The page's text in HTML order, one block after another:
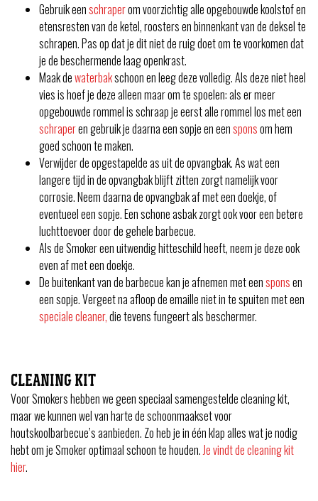
Gebruik eenschraperom voorzichtig alle opgebouwde koolstof en
etensresten van de ketel, roosters en binnenkant van de deksel te
schrapen. Pas op dat je dit niet de ruig doet om te voorkomen dat
je de beschermende laag openkrast.
Maak dewaterbakschoon en leeg deze volledig. Als deze niet heel
vies is hoef je deze alleen maar om te spoelen: als er meer
opgebouwde rommel is schraap je eerst alle rommel los met een
schraperen gebruik je daarna een sopje en eensponsom hem
goed schoon te maken.
Verwijder de opgestapelde as uit de opvangbak. As wat een
langere tijd in de opvangbak blijft zitten zorgt namelijk voor
corrosie. Neem daarna de opvangbak af met een doekje, of
eventueel een sopje. Een schone asbak zorgt ook voor een betere
luchttoevoer door de gehele barbecue.
Als de Smoker een uitwendig hitteschild heeft, neem je deze ook
even af met een doekje.
De buitenkant van de barbecue kan je afnemen met eensponsen
een sopje. Vergeet na afloop de emaille niet in te spuiten met een
speciale cleaner,die tevens fungeert als beschermer.
CLEANING KIT
Voor Smokers hebben we geen speciaal samengestelde cleaning kit,
maar we kunnen wel van harte de schoonmaakset voor
houtskoolbarbecue’s aanbieden. Zo heb je in één klap alles wat je nodig
hebt om je Smoker optimaal schoon te houden.Je vindt de cleaning kit
hier.